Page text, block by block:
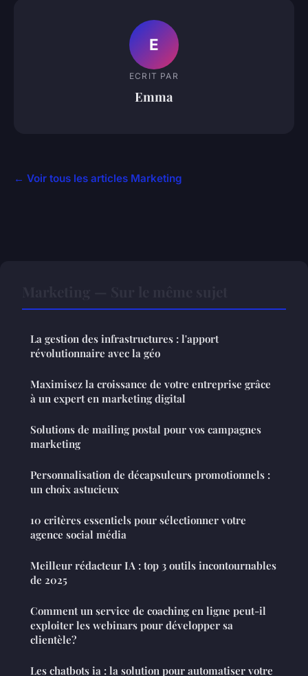
E
ECRIT PAR
Emma
← Voir tous les articles Marketing
La gestion des infrastructures : l'apport
révolutionnaire avec la géo
Maximisez la croissance de votre entreprise grâce
à un expert en marketing digital
Solutions de mailing postal pour vos campagnes
marketing
Personnalisation de décapsuleurs promotionnels :
un choix astucieux
10 critères essentiels pour sélectionner votre
agence social média
Meilleur rédacteur IA : top 3 outils incontournables
de 2025
Comment un service de coaching en ligne peut-il
exploiter les webinars pour développer sa
clientèle?
Les chatbots ia : la solution pour automatiser votre